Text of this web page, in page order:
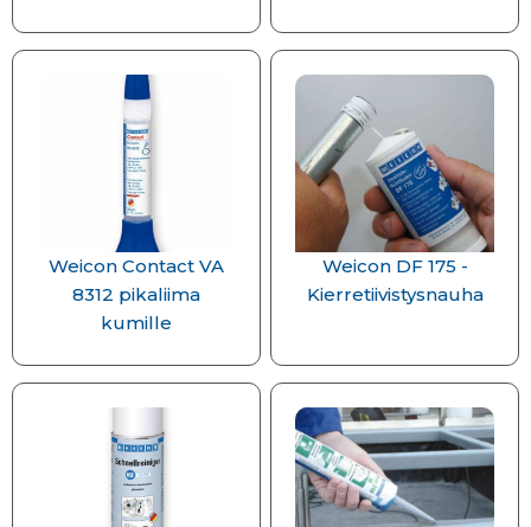
Weicon Contact VA
8312 pikaliima
kumille
Weicon DF 175 -
Kierretiivistysnauha